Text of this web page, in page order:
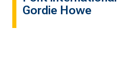
Gordie Howe